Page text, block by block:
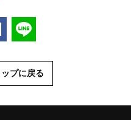
するFacebookでシェアする
プに戻る